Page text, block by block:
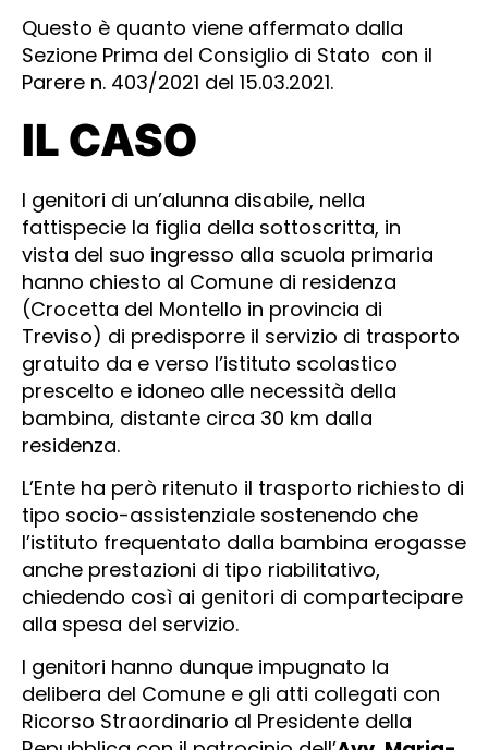
Questo è quanto viene affermato dalla
Sezione Prima del Consiglio di Stato con il
Parere n. 403/2021 del 15.03.2021.
IL CASO
I genitori di un’alunna disabile, nella
fattispecie la figlia della sottoscritta, in
vista del suo ingresso alla scuola primaria
hanno chiesto al Comune di residenza
(Crocetta del Montello in provincia di
Treviso) di predisporre il servizio di trasporto
gratuito da e verso l’istituto scolastico
prescelto e idoneo alle necessità della
bambina, distante circa 30 km dalla
residenza.
L’Ente ha però ritenuto il trasporto richiesto di
tipo socio-assistenziale sostenendo che
l’istituto frequentato dalla bambina erogasse
anche prestazioni di tipo riabilitativo,
chiedendo così ai genitori di compartecipare
alla spesa del servizio.
I genitori hanno dunque impugnato la
delibera del Comune e gli atti collegati con
Ricorso Straordinario al Presidente della